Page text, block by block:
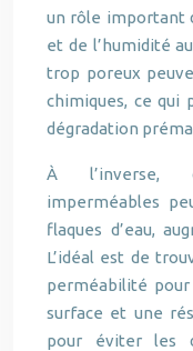
un rôle important
et de l’humidité
trop poreux
chimiques, ce qui
dégradation
À l’inverse,
imperméables
flaques d’eau,
L’idéal est de
perméabilité
surface et une
pour éviter les